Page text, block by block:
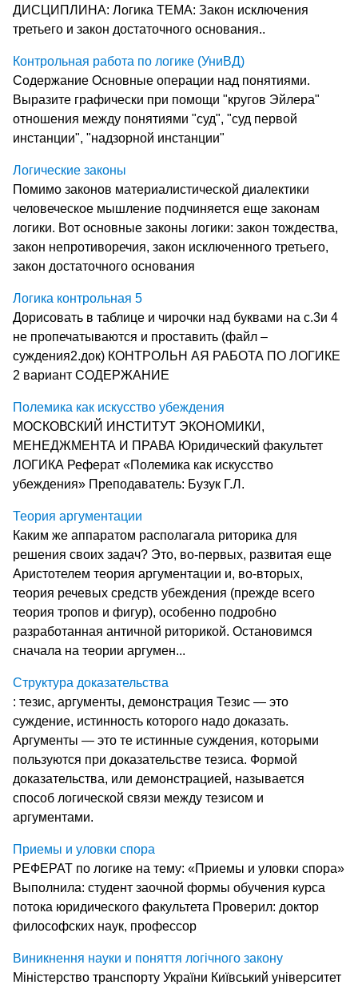
ДИСЦИПЛИНА: Логика ТЕМА: Закон исключения
третьего и закон достаточного основания..
Контрольная работа по логике (УниВД)
Содержание Основные операции над понятиями.
Выразите графически при помощи "кругов Эйлера"
отношения между понятиями "суд", "суд первой
инстанции", "надзорной инстанции"
Логические законы
Помимо законов материалистической диалектики
человеческое мышление подчиняется еще законам
логики. Вот основные законы логики: закон тождества,
закон непротиворечия, закон исключенного третьего,
закон достаточного основания
Логика контрольная 5
Дорисовать в таблице и чирочки над буквами на с.3и 4
не пропечатываются и проставить (файл –
суждения2.док) КОНТРОЛЬН АЯ РАБОТА ПО ЛОГИКЕ
2 вариант СОДЕРЖАНИЕ
Полемика как искусство убеждения
МОСКОВСКИЙ ИНСТИТУТ ЭКОНОМИКИ,
МЕНЕДЖМЕНТА И ПРАВА Юридический факультет
ЛОГИКА Реферат «Полемика как искусство
убеждения» Преподаватель: Бузук Г.Л.
Теория аргументации
Каким же аппаратом располагала риторика для
решения своих задач? Это, во-первых, развитая еще
Аристотелем теория аргументации и, во-вторых,
теория речевых средств убеждения (прежде всего
теория тропов и фигур), особенно подробно
разработанная античной риторикой. Остановимся
сначала на теории аргумен...
Структура доказательства
: тезис, аргументы, демонстрация Тезис — это
суждение, истинность которого надо доказать.
Аргументы — это те истинные суждения, которыми
пользуются при доказательстве тезиса. Формой
доказательства, или демон­страцией, называется
способ логической связи между тезисом и
аргументами.
Приемы и уловки спора
РЕФЕРАТ по логике на тему: «Приемы и уловки спора»
Выполнила: студент заочной формы обучения курса
потока юридического факультета Проверил: доктор
философских наук, профессор
Виникнення науки и поняття логічного закону
Міністерство транспорту України Київський університет